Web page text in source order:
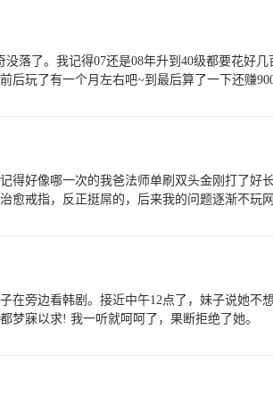
没落了。我记得07还是08年升到40级都要花
后玩了有一个月左右吧~到最后算了一下还赚
得好像哪一次的我爸法师单刷双头金刚打了
愈戒指，反正挺屌的，后来我的问题逐渐不玩网
在旁边看韩剧。接近中午12点了，妹子说她
梦寐以求! 我一听就呵呵了，果断拒绝了她。